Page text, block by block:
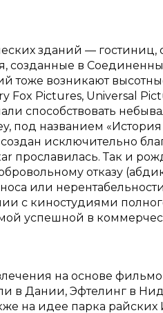
зданий — гостиниц,
созданные в
тоже возникают
Fox Pictures, Universal
способствовать
названием «История
исключительно
прославилась. Так и
отказу
или
с киностудиями
успешной в
на основе
в Дании, Эфтелинг в
на идее парка райских